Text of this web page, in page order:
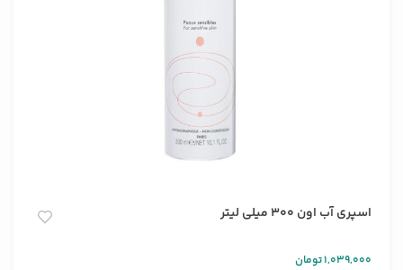
اسپری آب اون 300 میلی لیتر
1,039,000تومان